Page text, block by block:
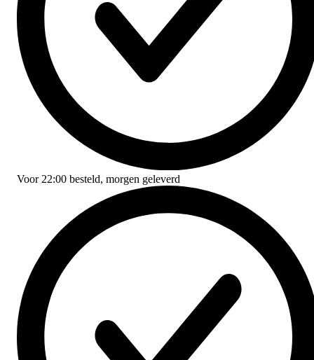
Voor 22:00 besteld, morgen geleverd